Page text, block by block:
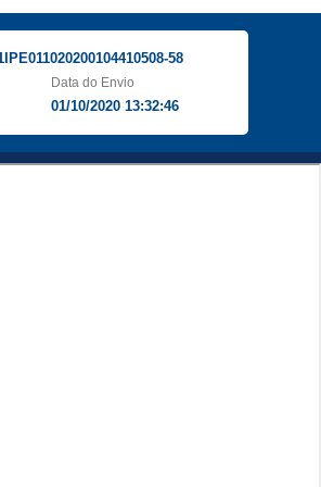
58
Data do Envio
01/10/2020 13:32:46